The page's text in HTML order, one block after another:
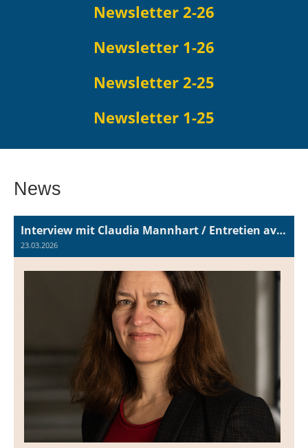
Newsletter 2-26
Newsletter 1-26
Newsletter 2-25
Newsletter 1-25
News
Interview mit Claudia Mannhart / Entretien avec Claudia Mannhart
23.03.2026